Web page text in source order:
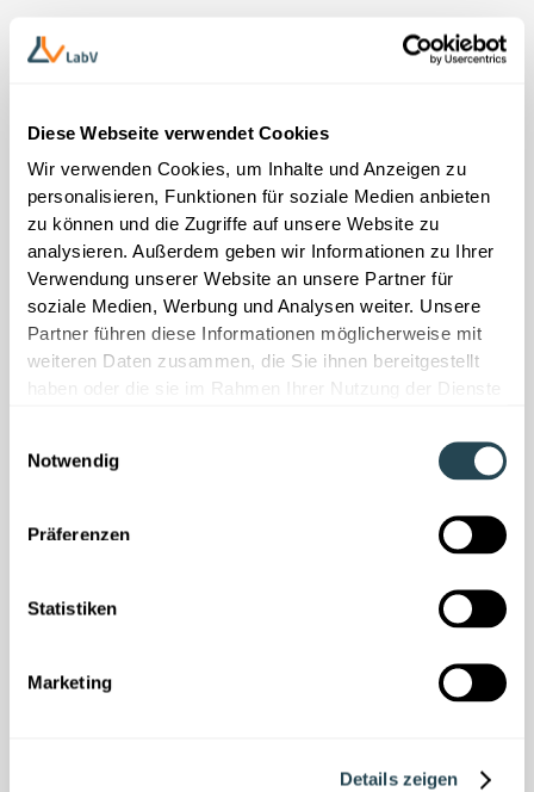
Diese Webseite verwendet Cookies
Wir verwenden Cookies, um Inhalte und Anzeigen zu
personalisieren, Funktionen für soziale Medien anbieten
zu können und die Zugriffe auf unsere Website zu
analysieren. Außerdem geben wir Informationen zu Ihrer
Verwendung unserer Website an unsere Partner für
soziale Medien, Werbung und Analysen weiter. Unsere
Partner führen diese Informationen möglicherweise mit
weiteren Daten zusammen, die Sie ihnen bereitgestellt
haben oder die sie im Rahmen Ihrer Nutzung der Dienste
Notwendig
Präferenzen
Statistiken
Marketing
Details zeigen
Treffen Sie unsere Experten vor
Ort
Sprechen Sie mit unserem Team vor Ort über konkrete
Wege, wie LabV Ihre Prozesse in Forschung
& Entwicklung messbar beschleunigt. Darauf können
Sie sich freuen:
um bis zu 30 % verkürzen
Fragestellung mit. Gemeinsam werfen wir in wenigen
Minuten einen Blick darauf und besprechen erste
Live-Demo:
Vorstellung der LabV Material Intelligence